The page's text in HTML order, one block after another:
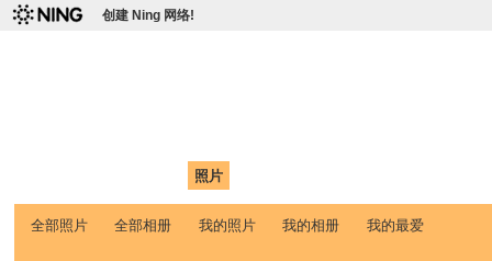
创建 Ning 网络!
照片
全部照片 全部相册 我的照片 我的相册 我的最爱